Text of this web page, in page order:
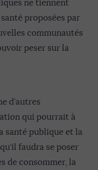
ne tiennent
proposées par
communautés
peser sur la
d’autres
qui pourrait à
santé publique et la
faudra se poser
de consommer, la